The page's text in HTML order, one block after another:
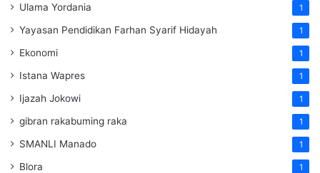
Ulama Yordania 1
Yayasan Pendidikan Farhan Syarif Hidayah 1
Ekonomi 1
Istana Wapres 1
Ijazah Jokowi 1
gibran rakabuming raka 1
SMANLI Manado 1
Blora 1